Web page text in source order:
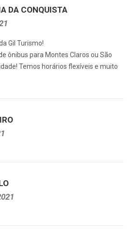
DA CONQUISTA
Gil Turismo!
ônibus para Montes Claros ou São
Temos horários flexíveis e muito